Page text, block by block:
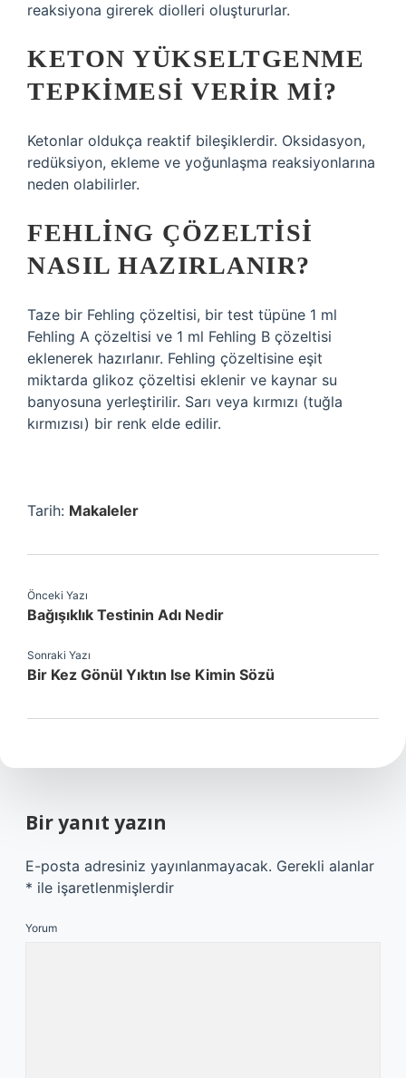
reaksiyona girerek diolleri oluştururlar.
KETON YÜKSELTGENME
TEPKIMESI VERIR MI?
Ketonlar oldukça reaktif bileşiklerdir. Oksidasyon,
redüksiyon, ekleme ve yoğunlaşma reaksiyonlarına
neden olabilirler.
FEHLING ÇÖZELTISI
NASIL HAZIRLANIR?
Taze bir Fehling çözeltisi, bir test tüpüne 1 ml
Fehling A çözeltisi ve 1 ml Fehling B çözeltisi
eklenerek hazırlanır. Fehling çözeltisine eşit
miktarda glikoz çözeltisi eklenir ve kaynar su
banyosuna yerleştirilir. Sarı veya kırmızı (tuğla
kırmızısı) bir renk elde edilir.
Tarih: Makaleler
Önceki Yazı
Bağışıklık Testinin Adı Nedir
Sonraki Yazı
Bir Kez Gönül Yıktın Ise Kimin Sözü
Bir yanıt yazın
E-posta adresiniz yayınlanmayacak. Gerekli alanlar
* ile işaretlenmişlerdir
Yorum